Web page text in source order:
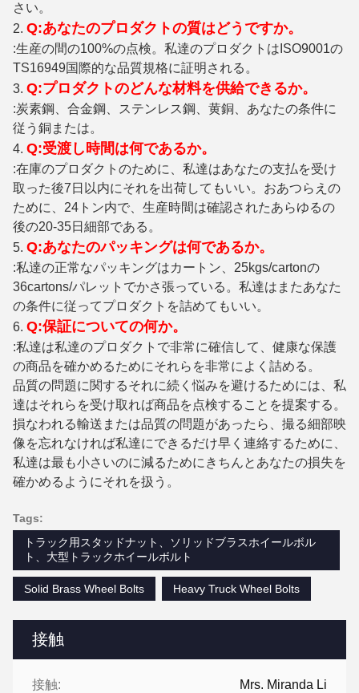
接触
接触: Mrs. Miranda Li
さい。
2. Q:あなたのプロダクトの質はどうですか。
:生産の間の100%の点検。私達のプロダクトはISO9001の
TS16949国際的な品質規格に証明される。
3. Q:プロダクトのどんな材料を供給できるか。
:炭素鋼、合金鋼、ステンレス鋼、黄銅、あなたの条件に
従う銅または。
4. Q:受渡し時間は何であるか。
:在庫のプロダクトのために、私達はあなたの支払を受け
取った後7日以内にそれを出荷してもいい。おあつらえの
ために、24トン内で、生産時間は確認されたあらゆるの
後の20-35日細部である。
5. Q:あなたのパッキングは何であるか。
:私達の正常なパッキングはカートン、25kgs/cartonの
36cartons/パレットでかさ張っている。私達はまたあなた
の条件に従ってプロダクトを詰めてもいい。
6. Q:保証についての何か。
:私達は私達のプロダクトで非常に確信して、健康な保護
の商品を確かめるためにそれらを非常によく詰める。
品質の問題に関するそれに続く悩みを避けるためには、私
達はそれらを受け取れば商品を点検することを提案する。
損なわれる輸送または品質の問題があったら、撮る細部映
像を忘れなければ私達にできるだけ早く連絡するために、
私達は最も小さいのに減るためにきちんとあなたの損失を
確かめるようにそれを扱う。
Tags:
トラック用スタッドナット、ソリッドブラスホイールボル
ト、大型トラックホイールボルト
Solid Brass Wheel Bolts Heavy Truck Wheel Bolts